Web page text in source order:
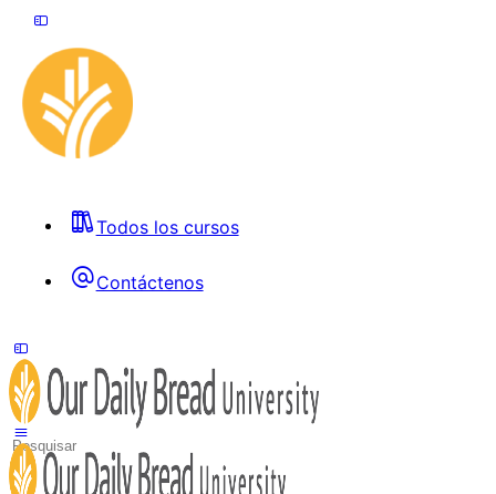
Todos los cursos
Contáctenos
Side
Panel
Search
for: